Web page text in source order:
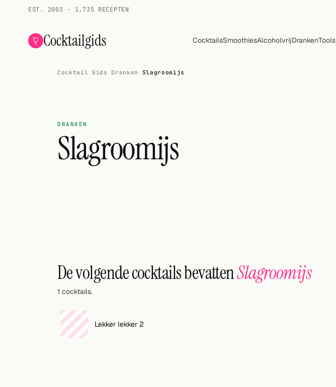
EST. 2003 · 1.735 RECEPTEN
Cocktailgids CocktailsSmoothiesAlcoholvrijDrankenTools
Cocktail Gids · Dranken · Slagroomijs
DRANKEN
Slagroomijs
De volgende cocktails bevattenSlagroomijs
1 cocktails.
Lekker lekker 2